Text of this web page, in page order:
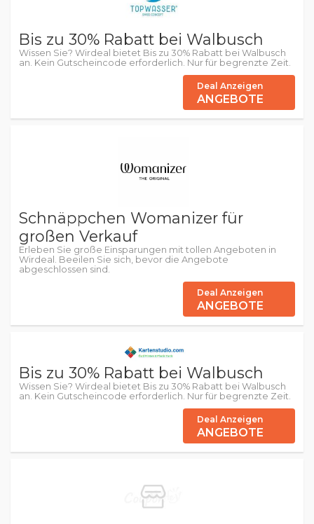
Bis zu 30% Rabatt bei Walbusch
Wissen Sie? Wirdeal bietet Bis zu 30% Rabatt bei Walbusch
an. Kein Gutscheincode erforderlich. Nur für begrenzte Zeit.
Deal Anzeigen
ANGEBOTE
Schnäppchen Womanizer für
großen Verkauf
Erleben Sie große Einsparungen mit tollen Angeboten in
Wirdeal. Beeilen Sie sich, bevor die Angebote
abgeschlossen sind.
Deal Anzeigen
ANGEBOTE
Bis zu 30% Rabatt bei Walbusch
Wissen Sie? Wirdeal bietet Bis zu 30% Rabatt bei Walbusch
an. Kein Gutscheincode erforderlich. Nur für begrenzte Zeit.
Deal Anzeigen
ANGEBOTE